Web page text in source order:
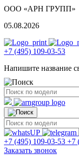
ООО «АРН ГРУПП»
05.08.2026
+7 (495) 109-03-53
Напишите название
+7 (495) 109-03-53 +7
Заказать звонок